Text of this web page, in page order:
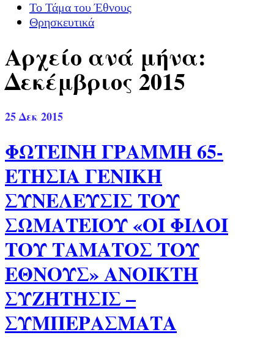
Το Τάμα του Έθνους
Θρησκευτικά
Αρχείο ανά μήνα:
Δεκέμβριος 2015
25Δεκ 2015
ΦΩΤΕΙΝΗ ΓΡΑΜΜΗ 65-
ΕΤΗΣΙΑ ΓΕΝΙΚΗ
ΣΥΝΕΛΕΥΣΙΣ ΤΟΥ
ΣΩΜΑΤΕΙΟΥ «ΟΙ ΦΙΛΟΙ
ΤΟΥ ΤΑΜΑΤΟΣ ΤΟΥ
ΕΘΝΟΥΣ» ΑΝΟΙΚΤΗ
ΣΥΖΗΤΗΣΙΣ –
ΣΥΜΠΕΡΑΣΜΑΤΑ